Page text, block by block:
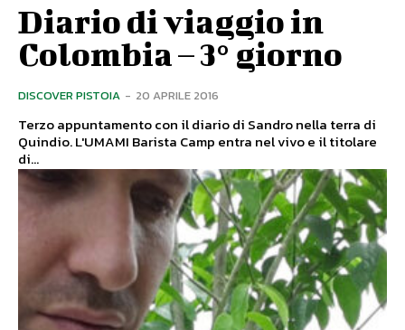
Diario di viaggio in
Colombia – 3° giorno
DISCOVER PISTOIA - 20 APRILE 2016
Terzo appuntamento con il diario di Sandro nella terra di
Quindio. L'UMAMI Barista Camp entra nel vivo e il titolare
di...